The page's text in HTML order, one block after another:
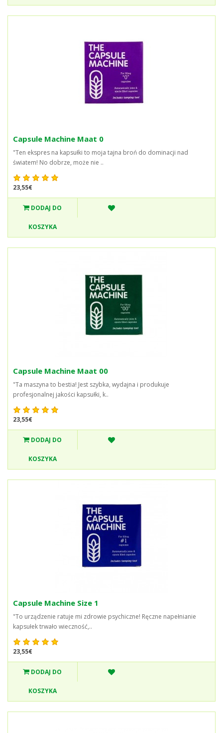
Capsule Machine Maat 0
"Ten ekspres na kapsułki to moja tajna broń do dominacji nad
światem! No dobrze, może nie ..
23,55€
DODAJ DO
KOSZYKA
Capsule Machine Maat 00
"Ta maszyna to bestia! Jest szybka, wydajna i produkuje
profesjonalnej jakości kapsułki, k..
23,55€
DODAJ DO
KOSZYKA
Capsule Machine Size 1
"To urządzenie ratuje mi zdrowie psychiczne! Ręczne napełnianie
kapsułek trwało wieczność,..
23,55€
DODAJ DO
KOSZYKA